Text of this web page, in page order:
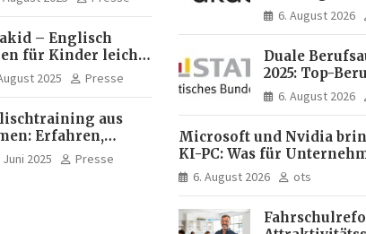
– Englisch
für Kinder leicht
2025 Presse
aus
Erfahren,
online
Juni 2025 Presse
Akademie
6. August 2026
Duale
2025: Top-
Männern
6. August 2026
Microsoft und Nvidia
KI-PC: Was für
künftig direkt auf Ihrem
läuft und was weiter in der
bleibt
6. August 2026 ots